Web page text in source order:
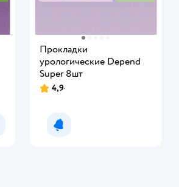
Прокладки
урологические Depend
Super 8шт
4,9
Уведомить о появлении